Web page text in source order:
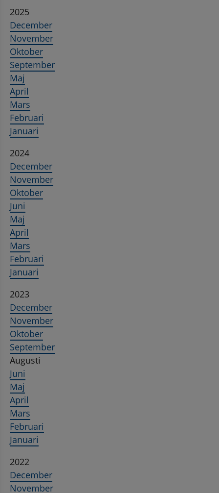
2025
December
November
Oktober
September
Maj
April
Mars
Februari
Januari
2024
December
November
Oktober
Juni
Maj
April
Mars
Februari
Januari
2023
December
November
Oktober
September
Augusti
Juni
Maj
April
Mars
Februari
Januari
2022
December
November